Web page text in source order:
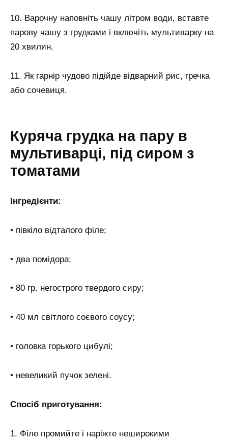
10. Варочну наповніть чашу літром води, вставте
парову чашу з грудками і включіть мультиварку на
20 хвилин.
11. Як гарнір чудово підійде відварний рис, гречка
або сочевиця.
Куряча грудка на пару в
мультиварці, під сиром з
томатами
Інгредієнти:
• півкіло відталого філе;
• два помідора;
• 80 гр. негострого твердого сиру;
• 40 мл світлого соєвого соусу;
• головка горького цибулі;
• невеликий пучок зелені.
Спосіб приготування:
1. Філе промийте і наріжте неширокими